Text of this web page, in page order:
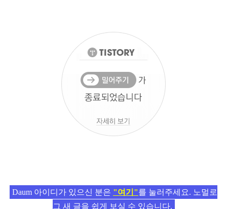
Daum 아이디가 있으신 분은 "여기"를 눌러주세요. 노멀로
그 새 글을 쉽게 보실 수 있습니다.